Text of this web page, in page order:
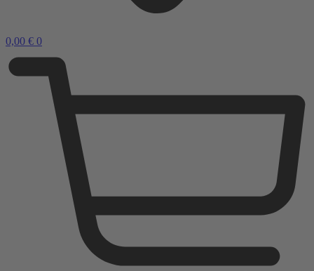
0,00 € 0